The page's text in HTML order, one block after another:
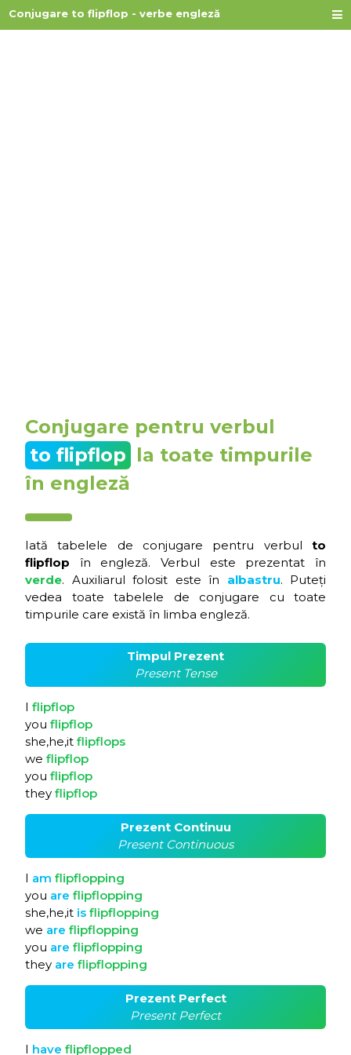
Conjugare to flipflop - verbe engleză
Conjugare pentru verbul
to flipflop la toate timpurile
în engleză
Iată tabelele de conjugare pentru verbul to
flipflop în engleză. Verbul este prezentat în
verde. Auxiliarul folosit este în albastru. Puteți
vedea toate tabelele de conjugare cu toate
timpurile care există în limba engleză.
Timpul Prezent
Present Tense
I flipflop
you flipflop
she,he,it flipflops
we flipflop
you flipflop
they flipflop
Prezent Continuu
Present Continuous
I am flipflopping
you are flipflopping
she,he,it is flipflopping
we are flipflopping
you are flipflopping
they are flipflopping
Prezent Perfect
Present Perfect
I have flipflopped